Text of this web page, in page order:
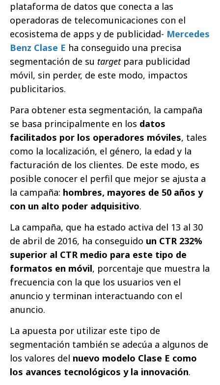
plataforma de datos que conecta a las
operadoras de telecomunicaciones con el
ecosistema de apps y de publicidad- Mercedes
Benz Clase E ha conseguido una precisa
segmentación de su targetpara publicidad
móvil, sin perder, de este modo, impactos
publicitarios.
Para obtener esta segmentación, la campaña
se basa principalmente en los datos
facilitados por los operadores móviles, tales
como la localización, el género, la edad y la
facturación de los clientes. De este modo, es
posible conocer el perfil que mejor se ajusta a
la campaña: hombres, mayores de 50 años y
con un alto poder adquisitivo.
La campaña, que ha estado activa del 13 al 30
de abril de 2016, ha conseguido un CTR 232%
superior al CTR medio para este tipo de
formatos en móvil, porcentaje que muestra la
frecuencia con la que los usuarios ven el
anuncio y terminan interactuando con el
anuncio.
La apuesta por utilizar este tipo de
segmentación también se adecúa a algunos de
los valores del nuevo modelo Clase E como
los avances tecnológicos y la innovación.